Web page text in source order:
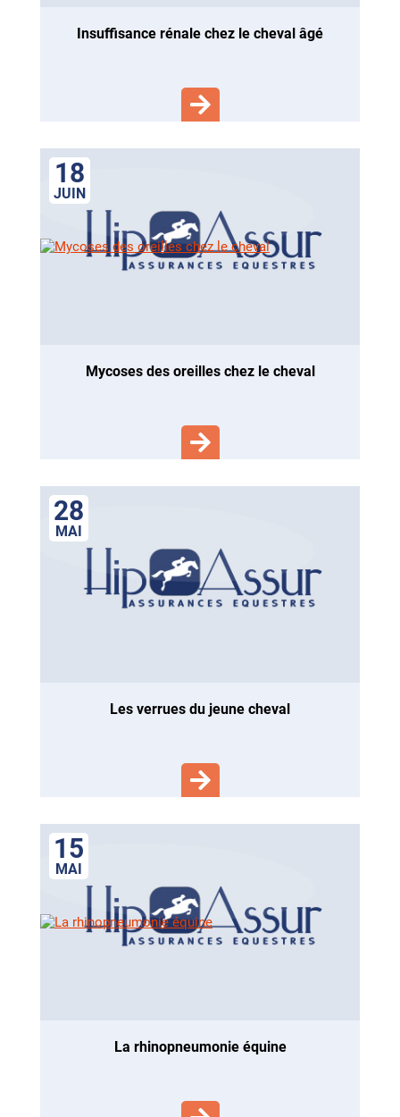
insuffisance rénale chez le cheval âgé
18
JUIN
mycoses des oreilles chez le cheval
28
MAI
les verrues du jeune cheval
15
MAI
la rhinopneumonie équine